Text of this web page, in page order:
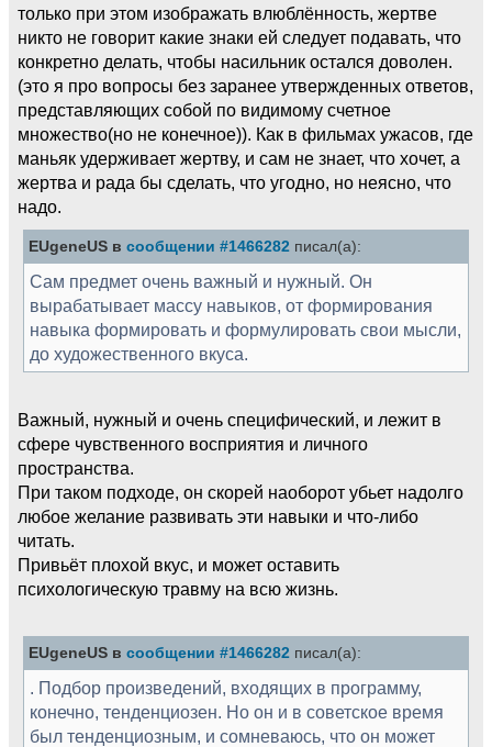
только при этом изображать влюблённость, жертве
никто не говорит какие знаки ей следует подавать, что
конкретно делать, чтобы насильник остался доволен.
(это я про вопросы без заранее утвержденных ответов,
представляющих собой по видимому счетное
множество(но не конечное)). Как в фильмах ужасов, где
маньяк удерживает жертву, и сам не знает, что хочет, а
жертва и рада бы сделать, что угодно, но неясно, что
надо.
EUgeneUS в сообщении #1466282 писал(а):
Сам предмет очень важный и нужный. Он
вырабатывает массу навыков, от формирования
навыка формировать и формулировать свои мысли,
до художественного вкуса.
Важный, нужный и очень специфический, и лежит в
сфере чувственного восприятия и личного
пространства.
При таком подходе, он скорей наоборот убьет надолго
любое желание развивать эти навыки и что-либо
читать.
Привьёт плохой вкус, и может оставить
психологическую травму на всю жизнь.
EUgeneUS в сообщении #1466282 писал(а):
. Подбор произведений, входящих в программу,
конечно, тенденциозен. Но он и в советское время
был тенденциозным, и сомневаюсь, что он может